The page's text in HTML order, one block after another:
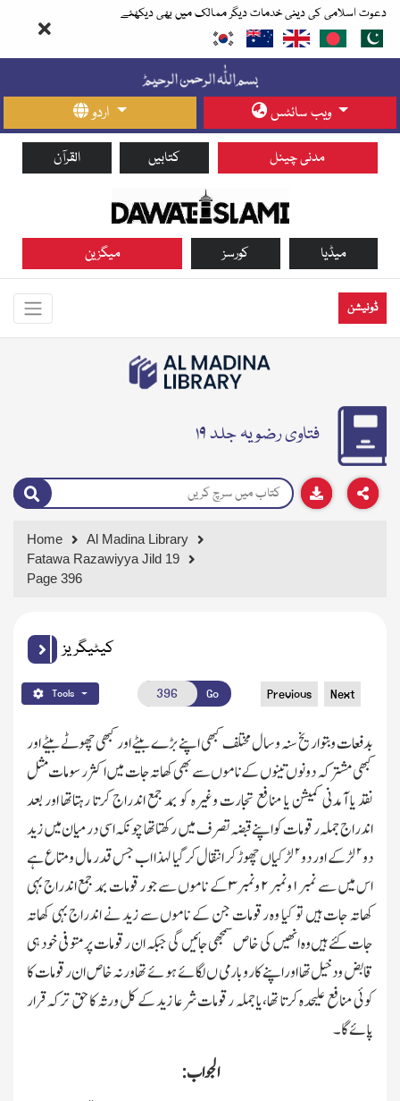
دعوت اسلامی کی دینی خدمات دیگر ممالک میں بھی دیکھئے
اردو ویب سائٹس
القرآن کتابیں مدنی چینل
میگزین کورسز میڈیا
ڈونیشن
فتاوی رضویہ جلد ۱۹
Home
Al Madina Library
Fatawa Razawiyya Jild 19
Page 396
کیٹیگریز
Tools Go Previous Next
بدفعات وبتواریخ سنہ وسال مختلف کبھی اپنے بڑے بیٹے اور کبھی چھوٹے بیٹے اور
کبھی مشترکہ دونوں تینوں کے ناموں سے بھی کھاتہ جات میں اکثرر سومات مثل
نقد یا آمدنی کمیشن یا منافع تجارت وغیرہ کو بمد جمع اندراج کرتا رہتاتھا اور بعد
اندراج جملہ رقومات کو اپنے قبضہ تصرف میں رکھتا تھا چونکہ اسی درمیان میں زید
دو۲لڑکے اور دو۲لڑکیاں چھوڑکر انتقال کرگیا لہذا اب جس قدر مال ومتاع ہے
اس میں سے نمبر۱ونمبر۲ونمبر۳کے ناموں سے جو رقومات بمد جمع اندراج بہی
کھاتہ جات ہیں تو کیا وہ رقومات جن کے ناموں سے زید نے اندراج بہی کھاتہ
جات کئے ہیں وہ انھیں کی خاص سمجھی جائیں گی جبکہ ان رقومات پر متوفی خود ہی
قابض ودخیل تھا اوراپنے کاروبار می ں لگائے ہوئے تھا ورنہ خاص ان رقومات کا
کوئی منافع علیحدہ کرتا تھا،یا جملہ رقومات شرعا زید کے کل ورثہ کا حق ترکہ قرار
پائے گا۔
الجواب: